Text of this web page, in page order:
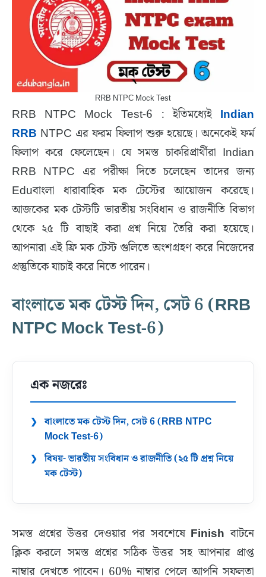
RRB NTPC Mock Test
RRB NTPC Mock Test-6 : ইতিমধ্যেই Indian
RRB NTPC এর ফরম ফিলাপ শুরু হয়েছে। অনেকেই ফর্ম
ফিলাপ করে ফেলেছেন। যে সমস্ত চাকরিপ্রার্থীরা Indian
RRB NTPC এর পরীক্ষা দিতে চলেছেন তাদের জন্য
Eduবাংলা ধারাবাহিক মক টেস্টের আয়োজন করেছে।
আজকের মক টেস্টটি ভারতীয় সংবিধান ও রাজনীতি বিভাগ
থেকে ২৫ টি বাছাই করা প্রশ্ন নিয়ে তৈরি করা হয়েছে।
আপনারা এই ফ্রি মক টেস্ট গুলিতে অংশগ্রহণ করে নিজেদের
প্রস্তুতিকে যাচাই করে নিতে পারেন।
বাংলাতে মক টেস্ট দিন, সেট 6 (RRB
NTPC Mock Test-6)
এক নজরেঃ
বাংলাতে মক টেস্ট দিন, সেট 6 (RRB NTPC
Mock Test-6)
বিষয়- ভারতীয় সংবিধান ও রাজনীতি (২৫ টি প্রশ্ন নিয়ে
মক টেস্ট)
সমস্ত প্রশ্নের উত্তর দেওয়ার পর সবশেষেFinish বাটনে
ক্লিক করলে সমস্ত প্রশ্নের সঠিক উত্তর সহ আপনার প্রাপ্ত
নাম্বার দেখতে পাবেন। 60% নাম্বার পেলে আপনি সফলতা